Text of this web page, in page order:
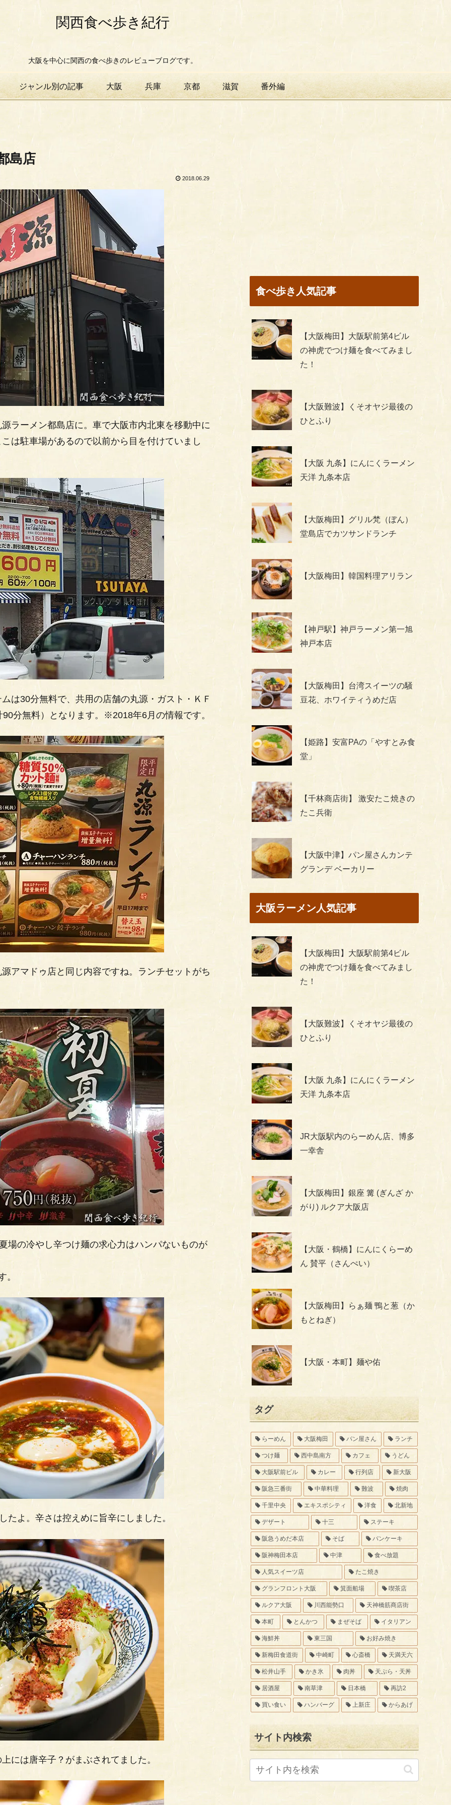
関西食べ歩き紀行
大阪を中心に関西の食べ歩きのレビューブログです。
ジャンル別の記事 大阪 兵庫 京都 滋賀 番外編
島店
2018.06.29
ラーメン都島店に。車で大阪市内北東を移動中に
は駐車場があるので以前から目を付けていまし
は30分無料で、共用の店舗の丸源・ガスト・ＫＦ
分無料）となります。※2018年6月の情報です。
アマドゥ店と同じ内容ですね。ランチセットがち
場の冷やし辛つけ麺の求心力はハンパないものが
。
よ。辛さは控えめに旨辛にしました。
には唐辛子？がまぶされてました。
食べ歩き人気記事
【大阪梅田】大阪駅前第4ビル
の神虎でつけ麺を食べてみまし
た！
【大阪難波】くそオヤジ最後の
ひとふり
【大阪 九条】にんにくラーメン
天洋 九条本店
【大阪梅田】グリル梵（ぼん）
堂島店でカツサンドランチ
【大阪梅田】韓国料理アリラン
【神戸駅】神戸ラーメン第一旭
神戸本店
【大阪梅田】台湾スイーツの騒
豆花、ホワイティうめだ店
【姫路】安富PAの「やすとみ食
堂」
【千林商店街】 激安たこ焼きの
たこ兵衛
【大阪中津】パン屋さんカンテ
グランデ ベーカリー
大阪ラーメン人気記事
【大阪梅田】大阪駅前第4ビル
の神虎でつけ麺を食べてみまし
た！
【大阪難波】くそオヤジ最後の
ひとふり
【大阪 九条】にんにくラーメン
天洋 九条本店
JR大阪駅内のらーめん店、博多
一幸舎
【大阪梅田】銀座 篝 (ぎんざ か
がり) ルクア大阪店
【大阪・鶴橋】にんにくらーめ
ん 賛平（さんぺい）
【大阪梅田】らぁ麺 鴨と葱（か
もとねぎ）
【大阪・本町】麺や佑
タグ
らーめん 大阪梅田 パン屋さん ランチ
つけ麺 西中島南方 カフェ うどん
大阪駅前ビル カレー 行列店 新大阪
阪急三番街 中華料理 難波 焼肉
千里中央 エキスポシティ 洋食 北新地
デザート 十三 ステーキ
阪急うめだ本店 そば パンケーキ
阪神梅田本店 中津 食べ放題
人気スイーツ店 たこ焼き
グランフロント大阪 箕面船場 喫茶店
ルクア大阪 川西能勢口 天神橋筋商店街
本町 とんかつ まぜそば イタリアン
海鮮丼 東三国 お好み焼き
新梅田食道街 中崎町 心斎橋 天満天六
松井山手 かき氷 肉丼 天ぷら・天丼
居酒屋 南草津 日本橋 再訪2
買い食い ハンバーグ 上新庄 からあげ
サイト内検索